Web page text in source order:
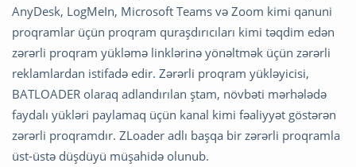
AnyDesk, LogMeIn, Microsoft Teams və Zoom kimi qanuni
proqramlar üçün proqram quraşdırıcıları kimi təqdim edən
zərərli proqram yükləmə linklərinə yönəltmək üçün zərərli
reklamlardan istifadə edir. Zərərli proqram yükləyicisi,
BATLOADER olaraq adlandırılan ştam, növbəti mərhələdə
faydalı yükləri paylamaq üçün kanal kimi fəaliyyət göstərən
zərərli proqramdır. ZLoader adlı başqa bir zərərli proqramla
üst-üstə düşdüyü müşahidə olunub.